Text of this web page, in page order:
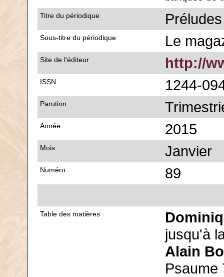
Titre du périodique Préludes
Sous-titre du périodique Le
Site de l'éditeur http://
ISSN 1244-
Parution
Année 2015
Mois Janvier
Numéro 89
Table des matières
jusqu'à
Alain
Psaume